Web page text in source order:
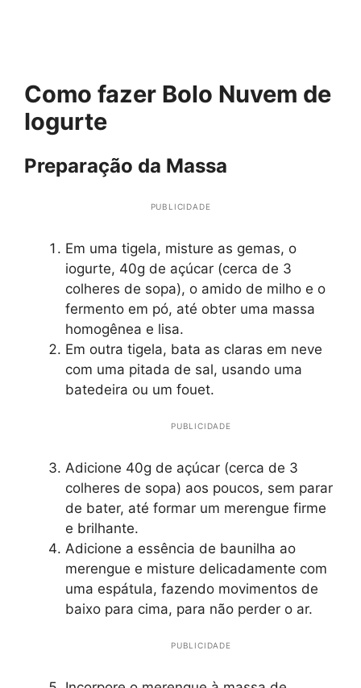
Como fazer Bolo Nuvem de
Iogurte
Preparação da Massa
PUBLICIDADE
Em uma tigela, misture as gemas, o
iogurte, 40g de açúcar (cerca de 3
colheres de sopa), o amido de milho e o
fermento em pó, até obter uma massa
homogênea e lisa.
Em outra tigela, bata as claras em neve
com uma pitada de sal, usando uma
batedeira ou um fouet.
PUBLICIDADE
Adicione 40g de açúcar (cerca de 3
colheres de sopa) aos poucos, sem parar
de bater, até formar um merengue firme
e brilhante.
Adicione a essência de baunilha ao
merengue e misture delicadamente com
uma espátula, fazendo movimentos de
baixo para cima, para não perder o ar.
PUBLICIDADE